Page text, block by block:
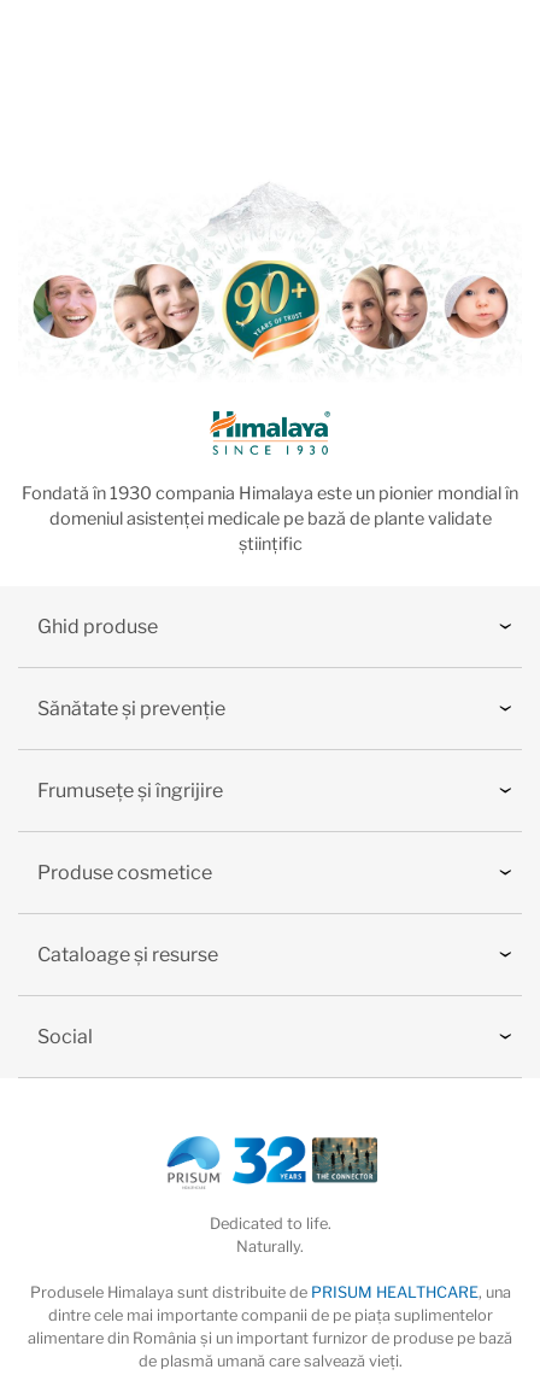
Fondată în 1930 compania Himalaya este un pionier mondial în
domeniul asistenței medicale pe bază de plante validate
științific
Ghid produse
Sănătate și prevenție
Frumusețe și îngrijire
Produse cosmetice
Cataloage și resurse
Social
Dedicated to life.
Naturally.
Produsele Himalaya sunt distribuite de PRISUM HEALTHCARE, una
dintre cele mai importante companii de pe piaţa suplimentelor
alimentare din România și un important furnizor de produse pe bază
de plasmă umană care salvează vieţi.